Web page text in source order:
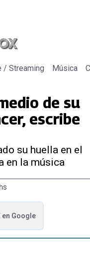
/ Streaming Música
de su
escribe
su huella en el
en la música
en Google